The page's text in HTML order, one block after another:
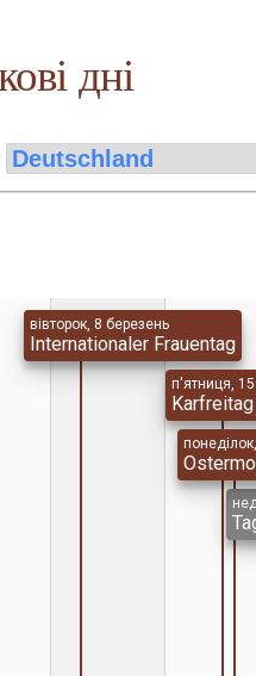
дні
вівторок, 8 березень
Internationaler Frauentag
п'ятниця, 15
Karfreitag